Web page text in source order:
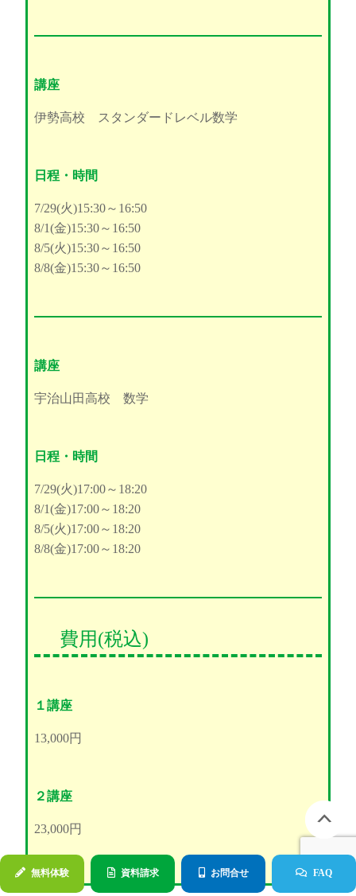
講座
伊勢高校 スタンダードレベル数学
日程・時間
7/29(火)15:30～16:50
8/1(金)15:30～16:50
8/5(火)15:30～16:50
8/8(金)15:30～16:50
講座
宇治山田高校 数学
日程・時間
7/29(火)17:00～18:20
8/1(金)17:00～18:20
8/5(火)17:00～18:20
8/8(金)17:00～18:20
費用(税込)
１講座
13,000円
２講座
23,000円
無料体験 資料請求 お問合せ FAQ